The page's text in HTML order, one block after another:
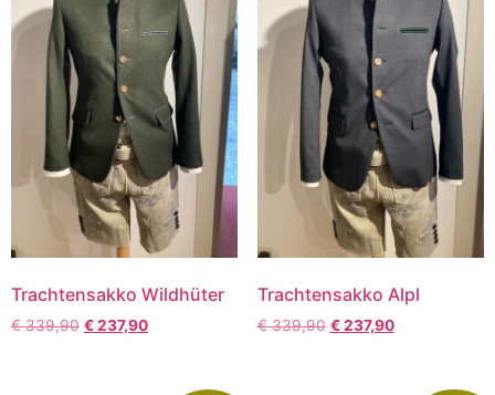
Trachtensakko Wildhüter
€339,90 €237,90
Trachtensakko Alpl
€339,90 €237,90